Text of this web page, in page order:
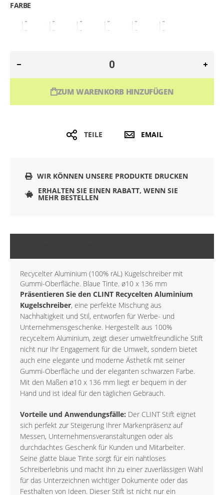
FARBE
ZUM WARENKORB HINZUFÜGEN
TEILE EMAIL
WIR KÖNNEN UNSERE PRODUKTE DRUCKEN
ERHALTEN SIE EINEN RABATT, WENN SIE
MEHR BESTELLEN
Recycelter Aluminium (100% rAL) Kugelschreiber mit
Gummi-Oberfläche. Blaue Tinte. ø10 x 136 mm
Präsentieren Sie den CLINT Recycelten Aluminium
Kugelschreiber, eine perfekte Mischung aus
Nachhaltigkeit und Stil, entworfen für Werbe- und
Unternehmensgeschenke. Hergestellt aus 100%
recyceltem Aluminium, zeigt dieser umweltfreundliche Stift
nicht nur Ihr Engagement für die Umwelt, sondern bietet
auch eine elegante und moderne Ästhetik mit seiner
Gummi-Oberfläche und der eleganten schwarzen Farbe.
Mit den Maßen ø10 x 136 mm liegt er bequem in der
Hand und ist ideal für den täglichen Gebrauch.
Vorteile und Anwendungsfälle: Der CLINT Stift eignet
sich perfekt zur Steigerung Ihrer Markenpräsenz auf
Messen, Unternehmensveranstaltungen oder als
durchdachtes Geschenk für Kunden und Mitarbeiter.
Seine glatte blaue Tinte sorgt für ein nahtloses
Schreiberlebnis und macht ihn zu einer zuverlässigen Wahl
für das Unterzeichnen wichtiger Dokumente oder das
Festhalten von Ideen. Dieser Stift ist nicht nur ein